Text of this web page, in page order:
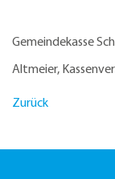
Gemeindekasse
Altmeier,
Zurück